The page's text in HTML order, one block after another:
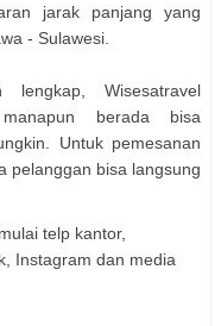
jarak panjang yang
- Sulawesi.
lengkap, Wisesatravel
berada bisa
Untuk pemesanan
pelanggan bisa langsung
telp kantor,
Instagram dan media